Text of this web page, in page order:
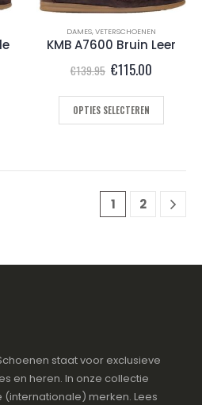
DAMES,VETERSCHOENEN
KMB A7600 Bruin Leer
€139.95 Oorspronkelijke
was:
€139.95.
€115.00Huidige
is:
OPTIES SELECTEREN
1 2
staat voor exclusieve
en heren. In onze collectie
merken. Lees